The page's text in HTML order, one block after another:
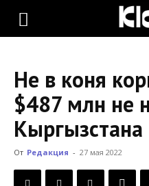
KLOOP.KG
Новости
Не в коня
$487 млн не
Кыргызстана
От Редакция - 27 мая 2022